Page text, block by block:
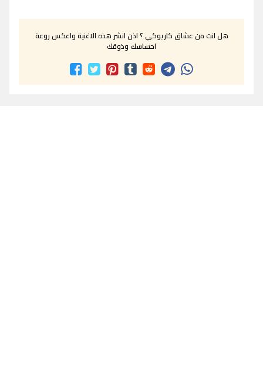
هل انت من عشاق كاريوكي ؟ اذن انشر هذه الاغنية واعكس روعة
احساسك وذوقك